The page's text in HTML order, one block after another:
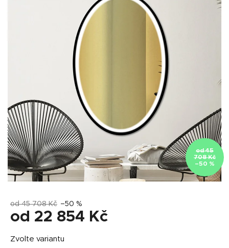
od 45
708 Kč
–50 %
od 45 708 Kč –50 %
od 22 854 Kč
cena:
Zvolte variantu